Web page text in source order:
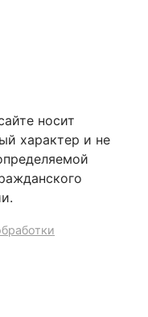
носит
характер и не